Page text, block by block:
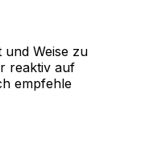
Weise zu
reaktiv auf
empfehle